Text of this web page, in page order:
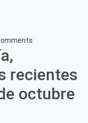
recientes
octubre